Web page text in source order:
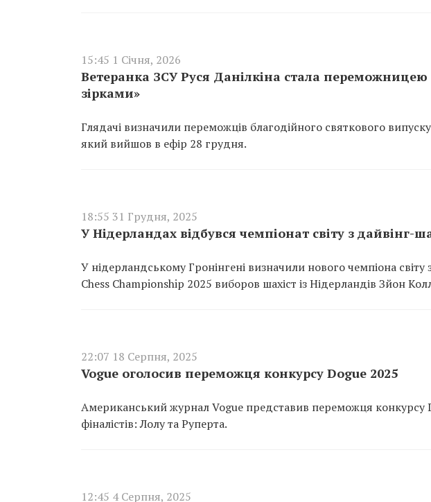
15:45 1 Січня, 2026
Ветеранка ЗСУ Руся Данілкіна стала переможницею
зірками»
Глядачі визначили переможців благодійного святкового
який вийшов в ефір 28 грудня.
18:55 31 Грудня, 2025
У Нідерландах відбувся чемпіонат світу з дайвінг-
У нідерландському Гронінгені визначили нового чемпіона
Chess Championship 2025 виборов шахіст із Нідерландів Зйон
22:07 18 Серпня, 2025
Vogue оголосив переможця конкурсу Dogue 2025
Американський журнал Vogue представив переможця конкурсу
фіналістів: Лолу та Руперта.
12:45 4 Серпня, 2025